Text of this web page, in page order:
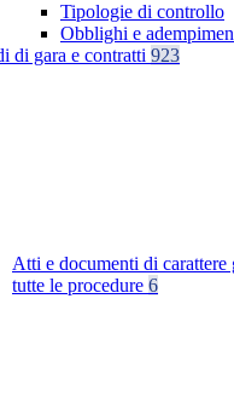
Tipologie di controllo
Obblighi e
di gara e contratti 923
Atti e documenti di carattere
tutte le procedure 6